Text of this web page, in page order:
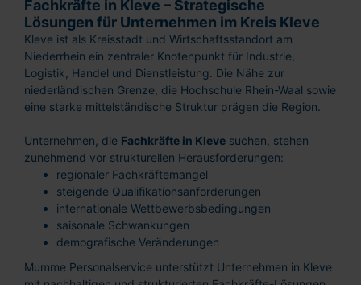
Fachkräfte in Kleve – Strategische
Lösungen für Unternehmen im Kreis Kleve
Kleve ist als Kreisstadt und Wirtschaftsstandort am
Niederrhein ein zentraler Knotenpunkt für Industrie,
Logistik, Handel und Dienstleistung. Die Nähe zur
niederländischen Grenze, die Hochschule Rhein-Waal sowie
eine starke mittelständische Struktur prägen die Region.
Unternehmen, die Fachkräfte in Kleve suchen, stehen
zunehmend vor strukturellen Herausforderungen:
regionaler Fachkräftemangel
steigende Qualifikationsanforderungen
internationale Wettbewerbsbedingungen
saisonale Schwankungen
demografische Veränderungen
Mumme Personalservice unterstützt Unternehmen in Kleve